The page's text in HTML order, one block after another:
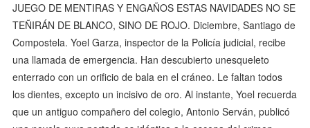
JUEGO DE MENTIRAS Y ENGAÑOS ESTAS NAVIDADES NO SE
TEÑIRÁN DE BLANCO, SINO DE ROJO. Diciembre, Santiago de
Compostela. Yoel Garza, inspector de la Policía judicial, recibe
una llamada de emergencia. Han descubierto unesqueleto
enterrado con un orificio de bala en el cráneo. Le faltan todos
los dientes, excepto un incisivo de oro. Al instante, Yoel recuerda
que un antiguo compañero del colegio, Antonio Serván, publicó